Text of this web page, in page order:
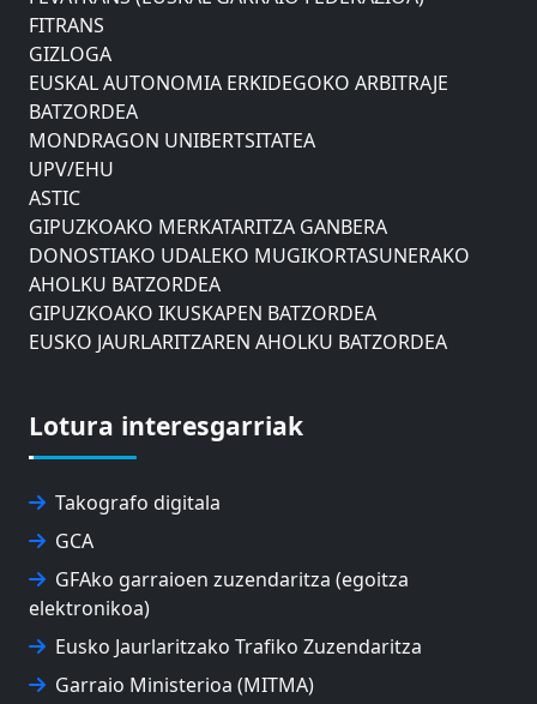
FITRANS
GIZLOGA
EUSKAL AUTONOMIA ERKIDEGOKO ARBITRAJE
BATZORDEA
MONDRAGON UNIBERTSITATEA
UPV/EHU
ASTIC
GIPUZKOAKO MERKATARITZA GANBERA
DONOSTIAKO UDALEKO MUGIKORTASUNERAKO
AHOLKU BATZORDEA
GIPUZKOAKO IKUSKAPEN BATZORDEA
EUSKO JAURLARITZAREN AHOLKU BATZORDEA
ZAISAKO ADMINISTRAZIO KONTSEILUA
EUSKO IKASKUNTZA
FITRANS
GIZLOGA
BATZORDEA
MONDRAGON UNIBERTSITATEA
UPV/EHU
Lotura interesgarriak
Takografo digitala
GCA
GFAko garraioen zuzendaritza (egoitza
elektronikoa)
Eusko Jaurlaritzako Trafiko Zuzendaritza
Garraio Ministerioa (MITMA)